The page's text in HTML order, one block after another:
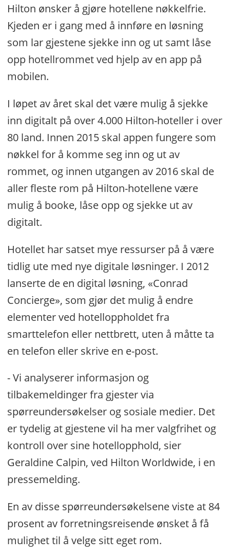
Hilton ønsker å gjøre hotellene nøkkelfrie.
Kjeden er i gang med å innføre en løsning
som lar gjestene sjekke inn og ut samt låse
opp hotellrommet ved hjelp av en app på
mobilen.
I løpet av året skal det være mulig å sjekke
inn digitalt på over 4.000 Hilton-hoteller i over
80 land. Innen 2015 skal appen fungere som
nøkkel for å komme seg inn og ut av
rommet, og innen utgangen av 2016 skal de
aller fleste rom på Hilton-hotellene være
mulig å booke, låse opp og sjekke ut av
digitalt.
Hotellet har satset mye ressurser på å være
tidlig ute med nye digitale løsninger. I 2012
lanserte de en digital løsning, «Conrad
Concierge», som gjør det mulig å endre
elementer ved hotelloppholdet fra
smarttelefon eller nettbrett, uten å måtte ta
en telefon eller skrive en e-post.
- Vi analyserer informasjon og
tilbakemeldinger fra gjester via
spørreundersøkelser og sosiale medier. Det
er tydelig at gjestene vil ha mer valgfrihet og
kontroll over sine hotellopphold, sier
Geraldine Calpin, ved Hilton Worldwide, i en
pressemelding.
En av disse spørreundersøkelsene viste at 84
prosent av forretningsreisende ønsket å få
mulighet til å velge sitt eget rom.